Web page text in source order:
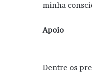
minha
Apoio
Dentre os